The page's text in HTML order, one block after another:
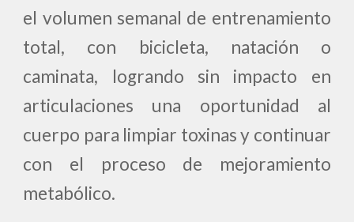
el volumen semanal de entrenamiento
total, con bicicleta, natación o
caminata, logrando sin impacto en
articulaciones una oportunidad al
cuerpo para limpiar toxinas y continuar
con el proceso de mejoramiento
metabólico.